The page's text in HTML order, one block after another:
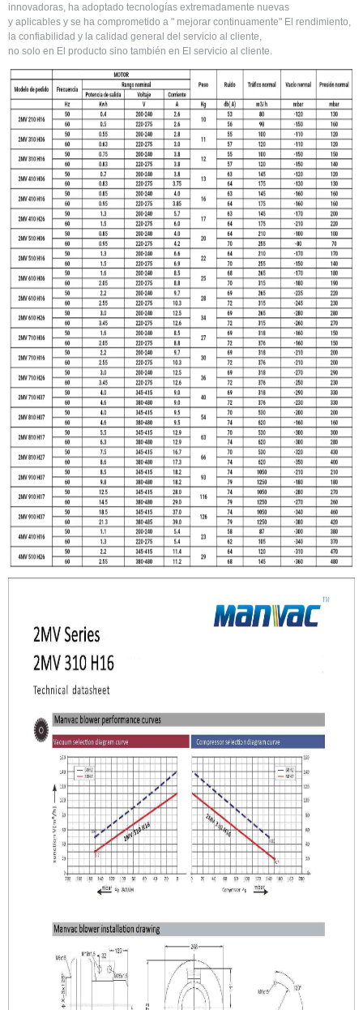
innovadoras, ha adoptado tecnologías extremadamente nuevas
y aplicables y se ha comprometido a " mejorar continuamente" El rendimiento,
la confiabilidad y la calidad general del servicio al cliente,
no solo en El producto sino también en El servicio al cliente.